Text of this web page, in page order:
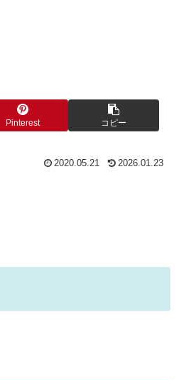
Pinterest コピー
2020.05.21 2026.01.23